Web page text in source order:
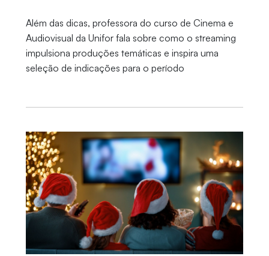
Além das dicas, professora do curso de Cinema e
Audiovisual da Unifor fala sobre como o streaming
impulsiona produções temáticas e inspira uma
seleção de indicações para o período